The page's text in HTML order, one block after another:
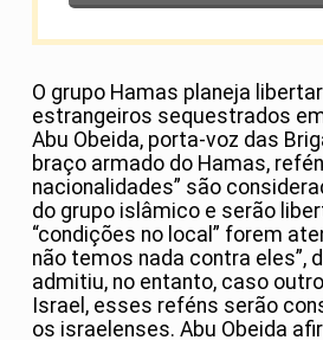
O grupo Hamas planeja
estrangeiros sequestrados
Abu Obeida, porta-voz das
braço armado do Hamas,
nacionalidades” são
do grupo islâmico e serão
“condições no local” forem
não temos nada contra eles”,
admitiu, no entanto, caso
Israel, esses reféns serão
os israelenses. Abu Obeida